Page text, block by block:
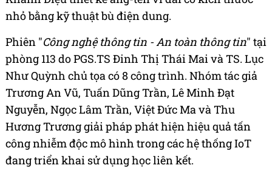
nhỏ bằng kỹ thuật bù điện dung.
Phiên "Công nghệ thông tin - An toàn thông tin" tại
phòng 113 do PGS.TS Đinh Thị Thái Mai và TS. Lục
Như Quỳnh chủ tọa có 8 công trình. Nhóm tác giả
Trương An Vũ, Tuấn Dũng Trần, Lê Minh Đạt
Nguyễn, Ngọc Lâm Trần, Việt Đức Ma và Thu
Hương Trương giải pháp phát hiện hiệu quả tấn
công nhiễm độc mô hình trong các hệ thống IoT
đang triển khai sử dụng học liên kết.